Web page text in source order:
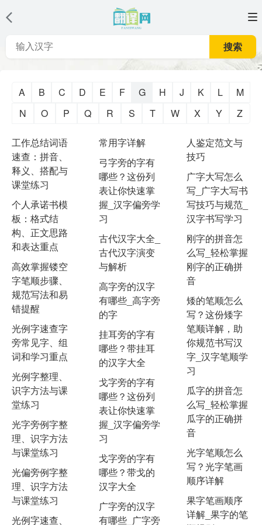
搜索
A B C D E F G H J K L
M
N
O P Q R S T W X Y Z
工作总结词语
速查：拼音、
释义、搭配与
课堂练习
个人承诺书模
板：格式结
构、正文思路
和表达重点
高效掌握镂空
字笔顺步骤、
规范写法和易
错提醒
光例字速查字
旁常见字、组
词和学习重点
光例字整理、
识字方法与课
堂练习
光字旁例字整
理、识字方法
与课堂练习
光偏旁例字整
理、识字方法
与课堂练习
光例字速查、
常用字详解
弓字旁的字有
哪些？这份列
表让你快速掌
握_汉字偏旁学
习
古代汉字大全_
古代汉字演变
与解析
高字旁的汉字
有哪些_高字旁
的字
挂耳旁的字有
哪些？带挂耳
的汉字大全
戈字旁的字有
哪些？这份列
表让你快速掌
握_汉字偏旁学
习
戈字旁的字有
哪些？带戈的
汉字大全
广字旁的汉字
有哪些_广字旁
人鉴定范文与
技巧
广字大写怎么
写_广字大写书
写技巧与规范_
汉字书写学习
刚字的拼音怎
么写_轻松掌握
刚字的正确拼
音
矮的笔顺怎么
写？这份矮字
笔顺详解，助
你规范书写汉
字_汉字笔顺学
习
瓜字的拼音怎
么写_轻松掌握
瓜字的正确拼
音
光字笔顺怎么
写？光字笔画
顺序详解
果字笔画顺序
详解_果字的笔